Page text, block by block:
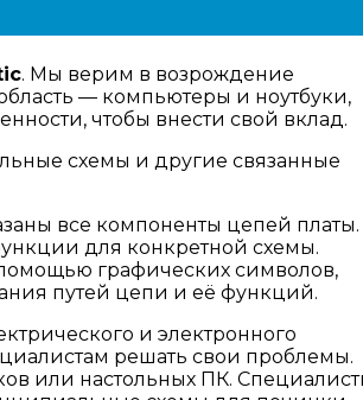
. Мы верим в возрождение
— компьютеры и ноутбуки,
чтобы внести свой вклад.
схемы и другие связанные
все компоненты цепей платы.
для конкретной схемы.
графических символов,
путей цепи и её функций.
и электронного
решать свои проблемы.
или настольных ПК.